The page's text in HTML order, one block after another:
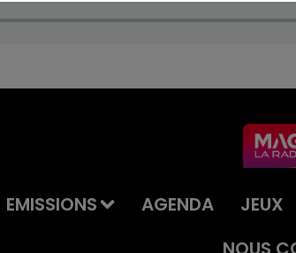
EMISSIONS AGENDA JEUX